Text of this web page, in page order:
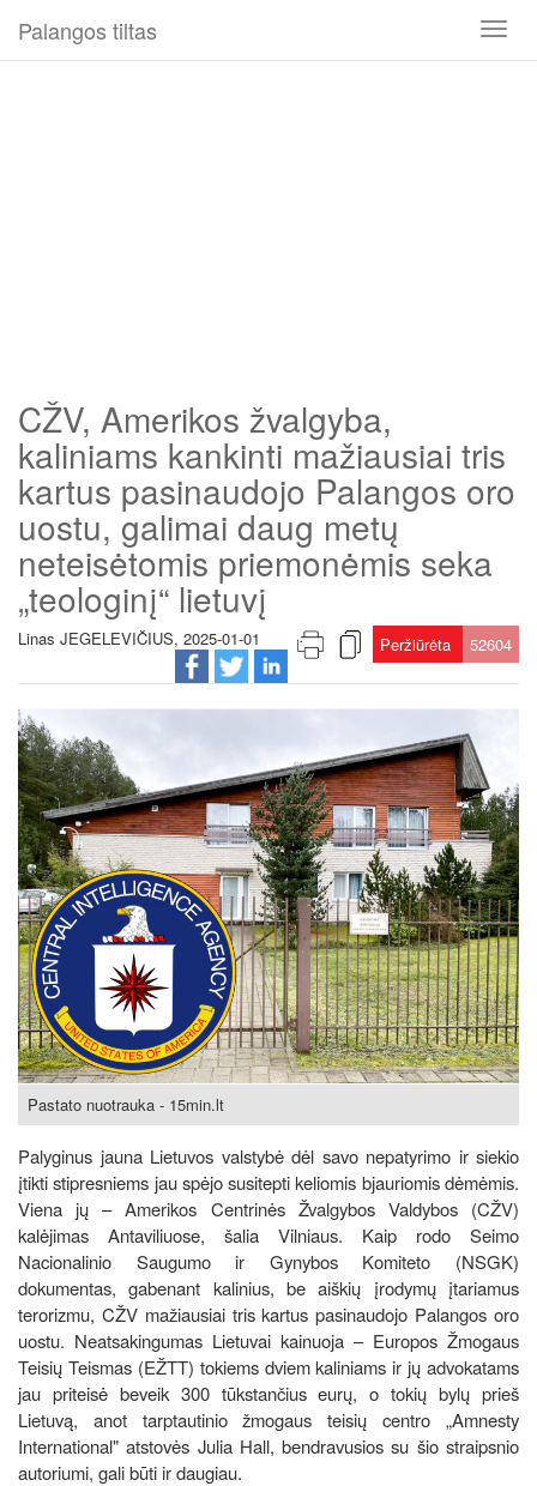
Toggle
Palangos tiltas
CŽV, Amerikos žvalgyba,
kaliniams kankinti mažiausiai tris
kartus pasinaudojo Palangos oro
uostu, galimai daug metų
neteisėtomis priemonėmis seka
„teologinį“ lietuvį
Linas JEGELEVIČIUS, 2025-01-01 Peržiūrėta 52604
Pastato nuotrauka - 15min.lt
Palyginus jauna Lietuvos valstybė dėl savo nepatyrimo ir siekio
įtikti stipresniems jau spėjo susitepti keliomis bjauriomis dėmėmis.
Viena jų – Amerikos Centrinės Žvalgybos Valdybos (CŽV)
kalėjimas Antaviliuose, šalia Vilniaus. Kaip rodo Seimo
Nacionalinio Saugumo ir Gynybos Komiteto (NSGK)
dokumentas, gabenant kalinius, be aiškių įrodymų įtariamus
terorizmu, CŽV mažiausiai tris kartus pasinaudojo Palangos oro
uostu. Neatsakingumas Lietuvai kainuoja – Europos Žmogaus
Teisių Teismas (EŽTT) tokiems dviem kaliniams ir jų advokatams
jau priteisė beveik 300 tūkstančius eurų, o tokių bylų prieš
Lietuvą, anot tarptautinio žmogaus teisių centro „Amnesty
International" atstovės Julia Hall, bendravusios su šio straipsnio
autoriumi, gali būti ir daugiau.